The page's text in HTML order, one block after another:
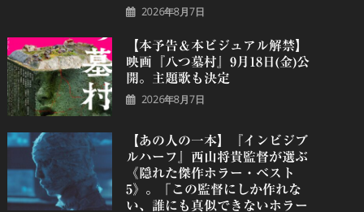
2026年8月7日
【本予告＆本ビジュアル解禁】
映画『八つ墓村』9月18日(金)公
開。主題歌も決定
2026年8月7日
【あの人の一本】『インビジブ
ルハーフ』⻄⼭将貴監督が選ぶ
《隠れた傑作ホラー・ベスト
5》。「この監督にしか作れな
い、誰にも真似できないホラー